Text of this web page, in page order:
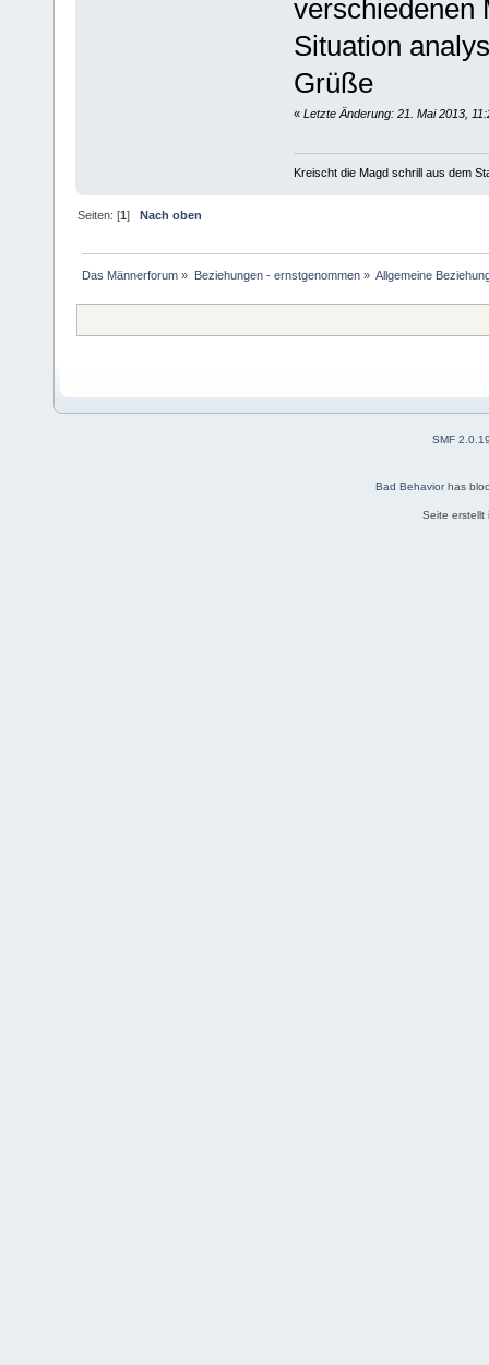
verschiedenen
Situation
Grüße
« Letzte Änderung: 21. Mai 2013,
Kreischt die Magd schrill aus dem
Seiten: [1] Nach oben
Das Männerforum » Beziehungen - ernstgenommen» Allgemeine
SMF
Bad Behaviorhas
Seite erstellt